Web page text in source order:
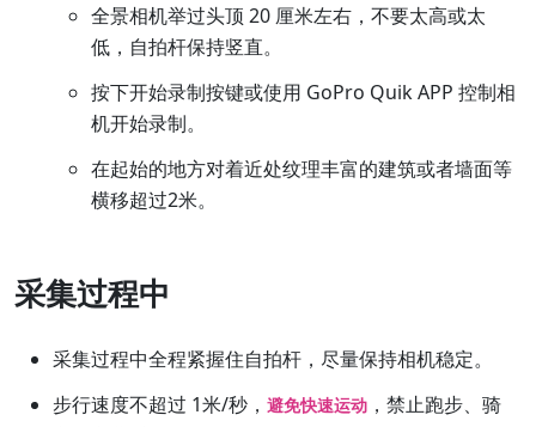
全景相机举过头顶 20 厘米左右，不要太高或太
低，自拍杆保持竖直。
按下开始录制按键或使用 GoPro Quik APP 控制相
机开始录制。
在起始的地方对着近处纹理丰富的建筑或者墙面等
横移超过2米。
采集过程中
采集过程中全程紧握住自拍杆，尽量保持相机稳定。
步行速度不超过 1米/秒， 避免快速运动 ，禁止跑步、骑